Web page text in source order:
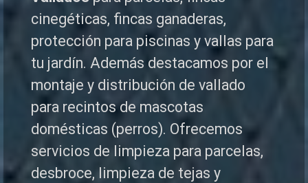
cinegéticas, fincas ganaderas,
protección para piscinas y vallas para
tu jardín. Además destacamos por el
montaje y distribución de vallado
para recintos de mascotas
domésticas (perros). Ofrecemos
servicios de limpieza para parcelas,
desbroce, limpieza de tejas y